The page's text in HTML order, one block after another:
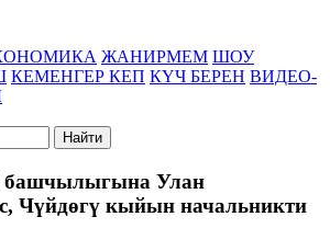
ЖАНИРМЕМ ШОУ
КЕМЕНГЕР КЕП КҮЧ БЕРЕН ВИДЕО-
Найти
Улан
Чүйдөгү кыйын начальникти